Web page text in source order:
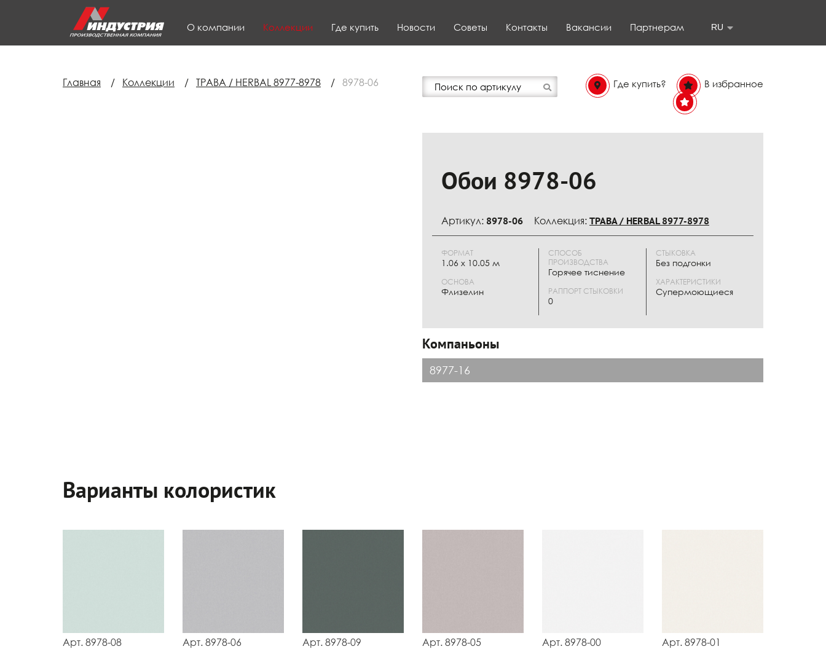
О компании Коллекции Где купить Новости Советы Контакты Вакансии Партнерам RU
Главная / Коллекции / ТРАВА / HERBAL 8977-8978 / 8978-06 Где купить? В избранное
Обои 8978-06
Артикул: 8978-06 Коллекция: ТРАВА / HERBAL 8977-8978
ФОРМАТ
1.06 x 10.05 м
ОСНОВА
Флизелин
СПОСОБ
ПРОИЗВОДСТВА
Горячее тиснение
РАППОРТ СТЫКОВКИ
0
СТЫКОВКА
Без подгонки
ХАРАКТЕРИСТИКИ
Супермоющиеся
Компаньоны
8977-16
Варианты колористик
Арт. 8978-08 Арт. 8978-06 Арт. 8978-09 Арт. 8978-05 Арт. 8978-00 Арт. 8978-01